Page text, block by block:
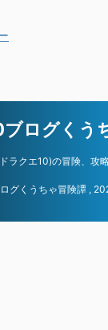
ブログくう
ラクエ10)の冒険、攻
グくうちゃ冒険譚 ,